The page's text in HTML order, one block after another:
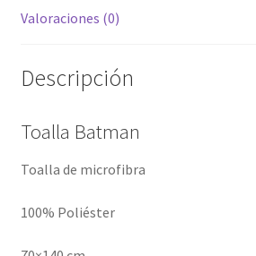
Valoraciones (0)
Descripción
Toalla Batman
Toalla de microfibra
100% Poliéster